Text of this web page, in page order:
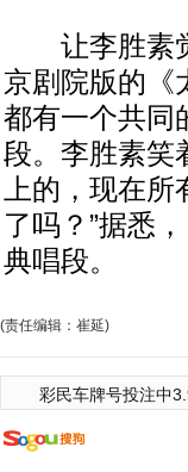
让李胜素觉
京剧院版的《
都有一个共同
段。李胜素笑
上的，现在
了吗？”据悉
典唱段。
(责任编辑：崔延)
彩民车牌号投注中